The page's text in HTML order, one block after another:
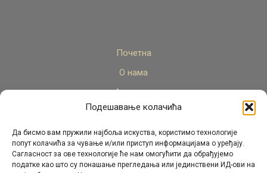
Подешавање колачића
Да бисмо вам пружили најбоља искуства, користимо технологије
попут колачића за чување и/или приступ информацијама о уређају.
Сагласност за ове технологије ће нам омогућити да обрађујемо
податке као што су понашање прегледања или јединствени ИД-ови на
Почетна
О нама
Актуелно
Стручни кадар
Пројекти
Архива
Контакт